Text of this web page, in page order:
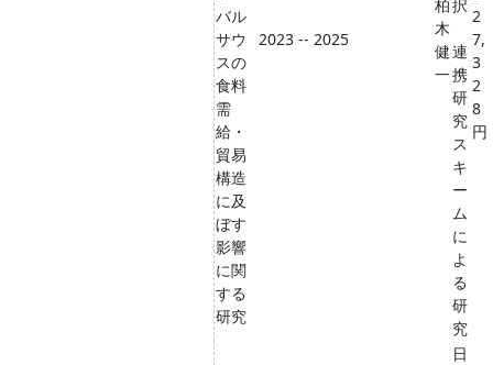
バル
サウ
スの
食料
需
給・
貿易
構造
に及
ぼす
影響
に関
する
研究
2023 -- 2025
柏
木
健
一
択
連
携
研
究
ス
キ
ー
ム
に
よ
る
研
究
2
7,
3
2
8
円
日